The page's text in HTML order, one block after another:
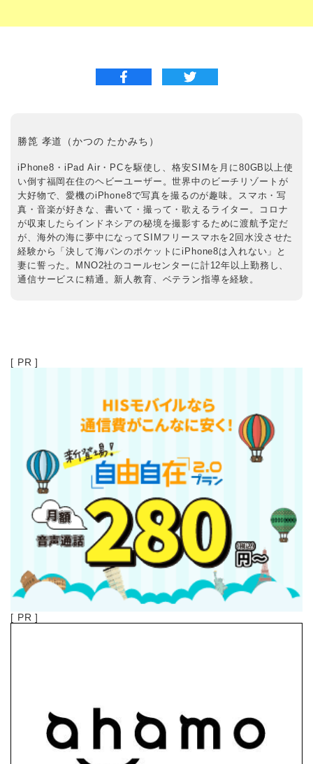
勝箆 孝道（かつの たかみち）
iPhone8・iPad Air・PCを駆使し、格安SIMを月に80GB以上使
い倒す福岡在住のヘビーユーザー。世界中のビーチリゾートが
大好物で、愛機のiPhone8で写真を撮るのが趣味。スマホ・写
真・音楽が好きな、書いて・撮って・歌えるライター。コロナ
が収束したらインドネシアの秘境を撮影するために渡航予定だ
が、海外の海に夢中になってSIMフリースマホを2回水没させた
経験から「決して海パンのポケットにiPhone8は入れない」と
妻に誓った。MNO2社のコールセンターに計12年以上勤務し、
通信サービスに精通。新人教育、ベテラン指導を経験。
[ PR ]
[ PR ]